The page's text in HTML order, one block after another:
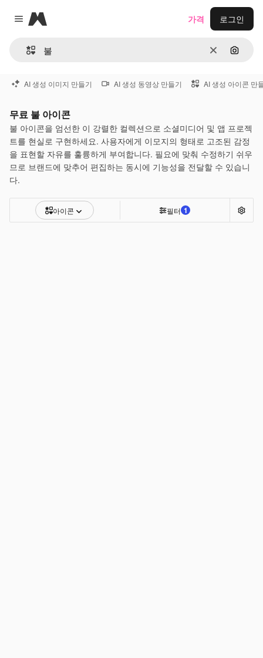
Close menu
Magnific
지우기이미지
가격 로그인
AI 생성 이미지 만들기 AI 생성 동영상 만들기 AI 생성 아이콘 만
무료 불 아이콘
불 아이콘을 엄선한 이 강렬한 컬렉션으로 소셜미디어 및 앱 프로젝
트를 현실로 구현하세요. 사용자에게 이모지의 형태로 고조된 감정
을 표현할 자유를 훌륭하게 부여합니다. 필요에 맞춰 수정하기 쉬우
므로 브랜드에 맞추어 편집하는 동시에 기능성을 전달할 수 있습니
다.
아이콘 필터 1